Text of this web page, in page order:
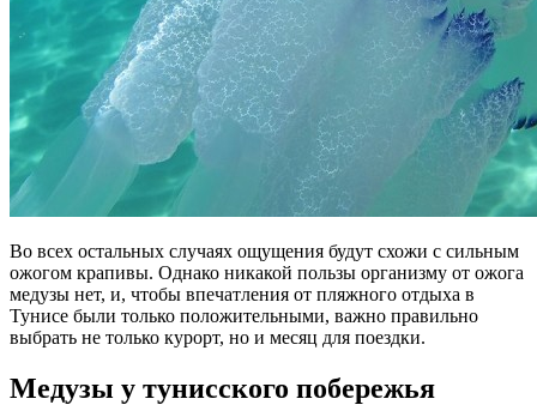
Во всех остальных случаях ощущения будут схожи с сильным
ожогом крапивы. Однако никакой пользы организму от ожога
медузы нет, и, чтобы впечатления от пляжного отдыха в
Тунисе были только положительными, важно правильно
выбрать не только курорт, но и месяц для поездки.
Медузы у тунисского побережья